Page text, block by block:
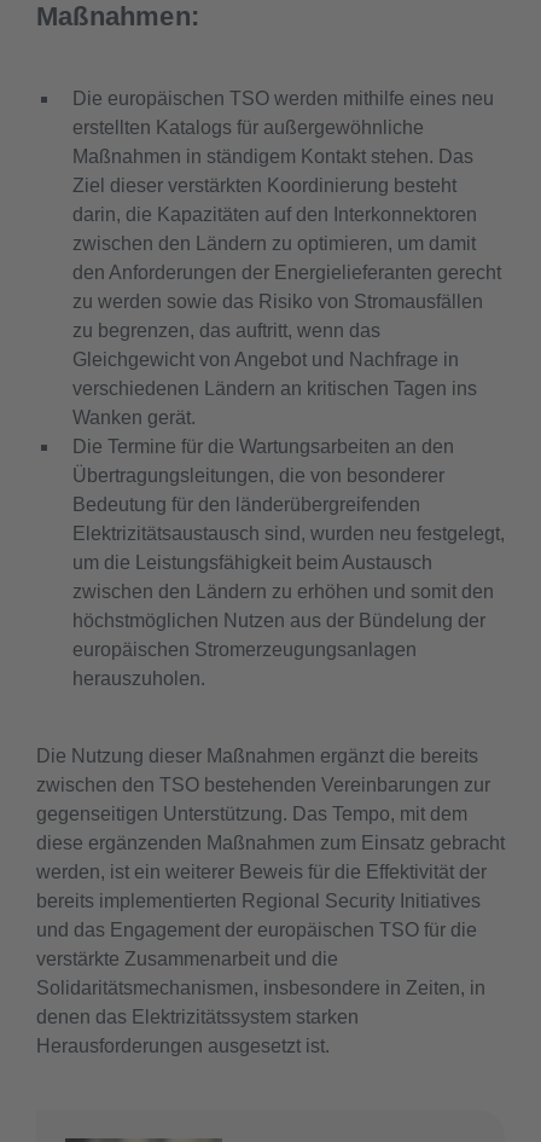
Maßnahmen:
Die europäischen TSO werden mithilfe eines neu
erstellten Katalogs für außergewöhnliche
Maßnahmen in ständigem Kontakt stehen. Das
Ziel dieser verstärkten Koordinierung besteht
darin, die Kapazitäten auf den Interkonnektoren
zwischen den Ländern zu optimieren, um damit
den Anforderungen der Energielieferanten gerecht
zu werden sowie das Risiko von Stromausfällen
zu begrenzen, das auftritt, wenn das
Gleichgewicht von Angebot und Nachfrage in
verschiedenen Ländern an kritischen Tagen ins
Wanken gerät.
Die Termine für die Wartungsarbeiten an den
Übertragungsleitungen, die von besonderer
Bedeutung für den länderübergreifenden
Elektrizitätsaustausch sind, wurden neu festgelegt,
um die Leistungsfähigkeit beim Austausch
zwischen den Ländern zu erhöhen und somit den
höchstmöglichen Nutzen aus der Bündelung der
europäischen Stromerzeugungsanlagen
herauszuholen.
Die Nutzung dieser Maßnahmen ergänzt die bereits
zwischen den TSO bestehenden Vereinbarungen zur
gegenseitigen Unterstützung. Das Tempo, mit dem
diese ergänzenden Maßnahmen zum Einsatz gebracht
werden, ist ein weiterer Beweis für die Effektivität der
bereits implementierten Regional Security Initiatives
und das Engagement der europäischen TSO für die
verstärkte Zusammenarbeit und die
Solidaritätsmechanismen, insbesondere in Zeiten, in
denen das Elektrizitätssystem starken
Herausforderungen ausgesetzt ist.